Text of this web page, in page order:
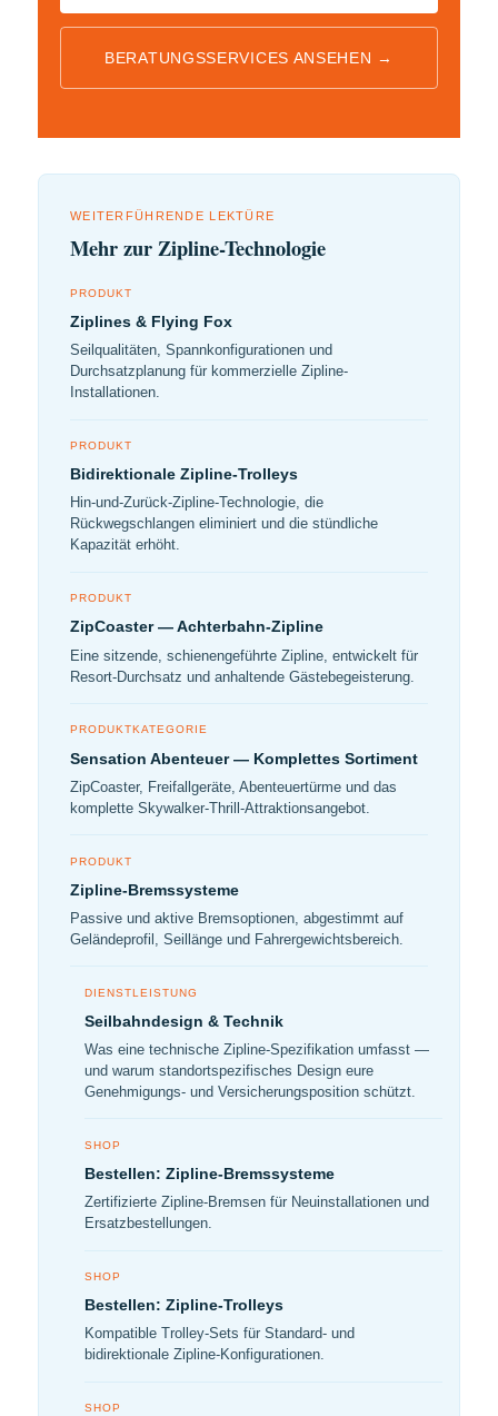
BERATUNGSSERVICES ANSEHEN →
WEITERFÜHRENDE LEKTÜRE
Mehr zur Zipline-Technologie
PRODUKT
Ziplines & Flying Fox
Seilqualitäten, Spannkonfigurationen und
Durchsatzplanung für kommerzielle Zipline-
Installationen.
PRODUKT
Bidirektionale Zipline-Trolleys
Hin-und-Zurück-Zipline-Technologie, die
Rückwegschlangen eliminiert und die stündliche
Kapazität erhöht.
PRODUKT
ZipCoaster — Achterbahn-Zipline
Eine sitzende, schienengeführte Zipline, entwickelt für
Resort-Durchsatz und anhaltende Gästebegeisterung.
PRODUKTKATEGORIE
Sensation Abenteuer — Komplettes Sortiment
ZipCoaster, Freifallgeräte, Abenteuertürme und das
komplette Skywalker-Thrill-Attraktionsangebot.
PRODUKT
Zipline-Bremssysteme
Passive und aktive Bremsoptionen, abgestimmt auf
Geländeprofil, Seillänge und Fahrergewichtsbereich.
DIENSTLEISTUNG
Seilbahndesign & Technik
Was eine technische Zipline-Spezifikation umfasst —
und warum standortspezifisches Design eure
Genehmigungs- und Versicherungsposition schützt.
SHOP
Bestellen: Zipline-Bremssysteme
Zertifizierte Zipline-Bremsen für Neuinstallationen und
Ersatzbestellungen.
SHOP
Bestellen: Zipline-Trolleys
Kompatible Trolley-Sets für Standard- und
bidirektionale Zipline-Konfigurationen.
SHOP